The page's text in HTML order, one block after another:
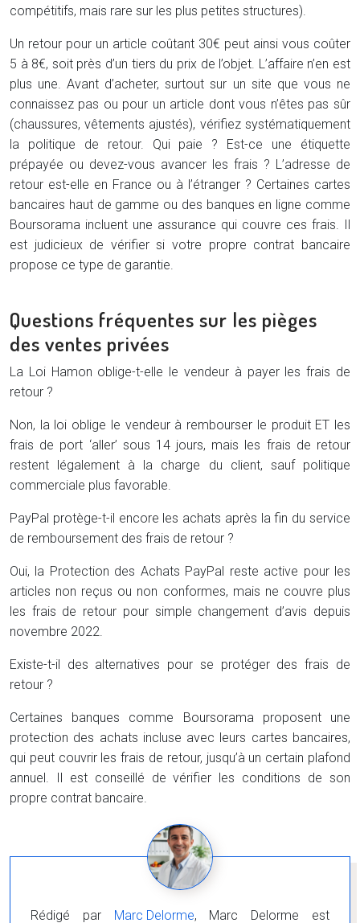
compétitifs, mais rare sur les plus petites structures).
Un retour pour un article coûtant 30€ peut ainsi vous coûter
5 à 8€, soit près d’un tiers du prix de l’objet. L’affaire n’en est
plus une. Avant d’acheter, surtout sur un site que vous ne
connaissez pas ou pour un article dont vous n’êtes pas sûr
(chaussures, vêtements ajustés), vérifiez systématiquement
la politique de retour. Qui paie ? Est-ce une étiquette
prépayée ou devez-vous avancer les frais ? L’adresse de
retour est-elle en France ou à l’étranger ? Certaines cartes
bancaires haut de gamme ou des banques en ligne comme
Boursorama incluent une assurance qui couvre ces frais. Il
est judicieux de vérifier si votre propre contrat bancaire
propose ce type de garantie.
Questions fréquentes sur les pièges
des ventes privées
La Loi Hamon oblige-t-elle le vendeur à payer les frais de
retour ?
Non, la loi oblige le vendeur à rembourser le produit ET les
frais de port ‘aller’ sous 14 jours, mais les frais de retour
restent légalement à la charge du client, sauf politique
commerciale plus favorable.
PayPal protège-t-il encore les achats après la fin du service
de remboursement des frais de retour ?
Oui, la Protection des Achats PayPal reste active pour les
articles non reçus ou non conformes, mais ne couvre plus
les frais de retour pour simple changement d’avis depuis
novembre 2022.
Existe-t-il des alternatives pour se protéger des frais de
retour ?
Certaines banques comme Boursorama proposent une
protection des achats incluse avec leurs cartes bancaires,
qui peut couvrir les frais de retour, jusqu’à un certain plafond
annuel. Il est conseillé de vérifier les conditions de son
propre contrat bancaire.
Rédigé par Marc Delorme, Marc Delorme est